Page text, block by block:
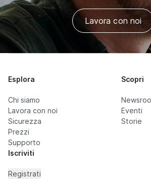
Lavora con noi
Esplora
Chi siamo
Lavora con noi
Sicurezza
Prezzi
Supporto
Scopri
Eventi
Storie
Iscriviti
Registrati